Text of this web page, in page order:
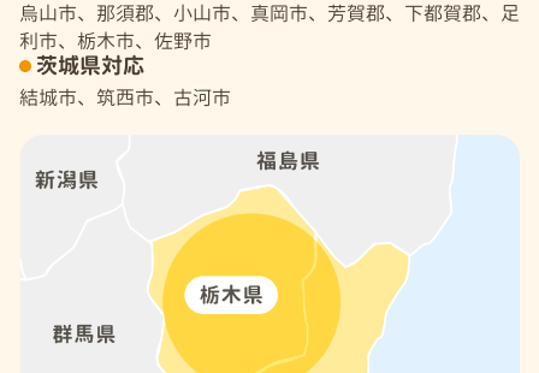
烏山市、那須郡、小山市、真岡市、芳賀郡、下都賀郡、足
利市、栃木市、佐野市
茨城県対応
結城市、筑西市、古河市